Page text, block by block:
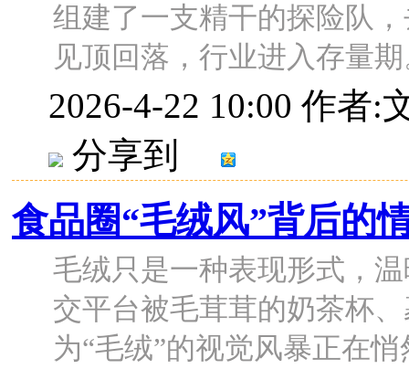
组建了一支精干的探险队
见顶回落，行业进入存量
2026-4-22 10:00 作者:
分享到
食品圈“毛绒风”背后的
毛绒只是一种表现形式，
交平台被毛茸茸的奶茶杯
为“毛绒”的视觉风暴正在